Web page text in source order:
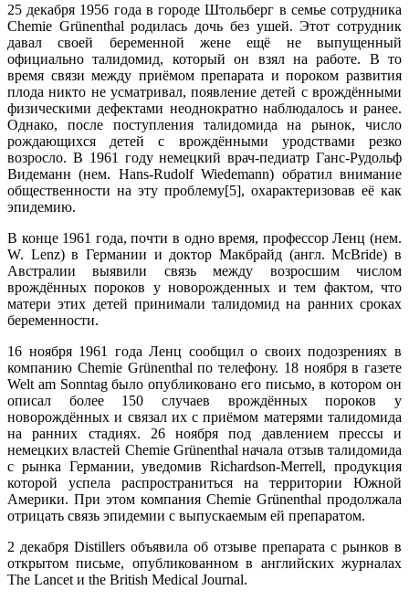
25 декабря 1956 года в городе Штольберг в семье сотрудника
Chemie Grünenthal родилась дочь без ушей. Этот сотрудник
давал своей беременной жене ещё не выпущенный
официально талидомид, который он взял на работе. В то
время связи между приёмом препарата и пороком развития
плода никто не усматривал, появление детей с врождёнными
физическими дефектами неоднократно наблюдалось и ранее.
Однако, после поступления талидомида на рынок, число
рождающихся детей с врождёнными уродствами резко
возросло. В 1961 году немецкий врач-педиатр Ганс-Рудольф
Видеманн (нем. Hans-Rudolf Wiedemann) обратил внимание
общественности на эту проблему[5], охарактеризовав её как
эпидемию.
В конце 1961 года, почти в одно время, профессор Ленц (нем.
W. Lenz) в Германии и доктор Макбрайд (англ. McBride) в
Австралии выявили связь между возросшим числом
врождённых пороков у новорожденных и тем фактом, что
матери этих детей принимали талидомид на ранних сроках
беременности.
16 ноября 1961 года Ленц сообщил о своих подозрениях в
компанию Chemie Grünenthal по телефону. 18 ноября в газете
Welt am Sonntag было опубликовано его письмо, в котором он
описал более 150 случаев врождённых пороков у
новорождённых и связал их с приёмом матерями талидомида
на ранних стадиях. 26 ноября под давлением прессы и
немецких властей Chemie Grünenthal начала отзыв талидомида
с рынка Германии, уведомив Richardson-Merrell, продукция
которой успела распространиться на территории Южной
Америки. При этом компания Chemie Grünenthal продолжала
отрицать связь эпидемии с выпускаемым ей препаратом.
2 декабря Distillers объявила об отзыве препарата с рынков в
открытом письме, опубликованном в английских журналах
The Lancet и the British Medical Journal.